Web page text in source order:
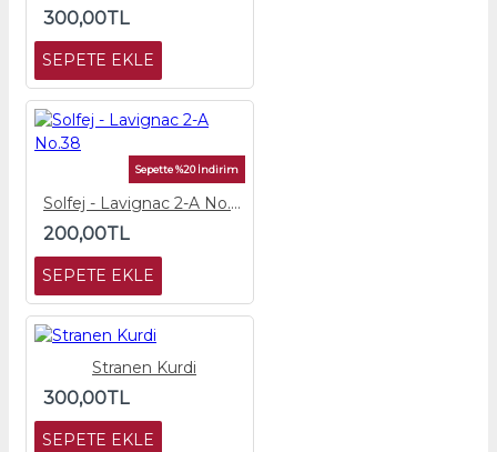
300,00TL
SEPETE EKLE
Sepette %20 İndirim
Solfej - Lavignac 2-A No.38
200,00TL
SEPETE EKLE
Stranen Kurdi
300,00TL
SEPETE EKLE